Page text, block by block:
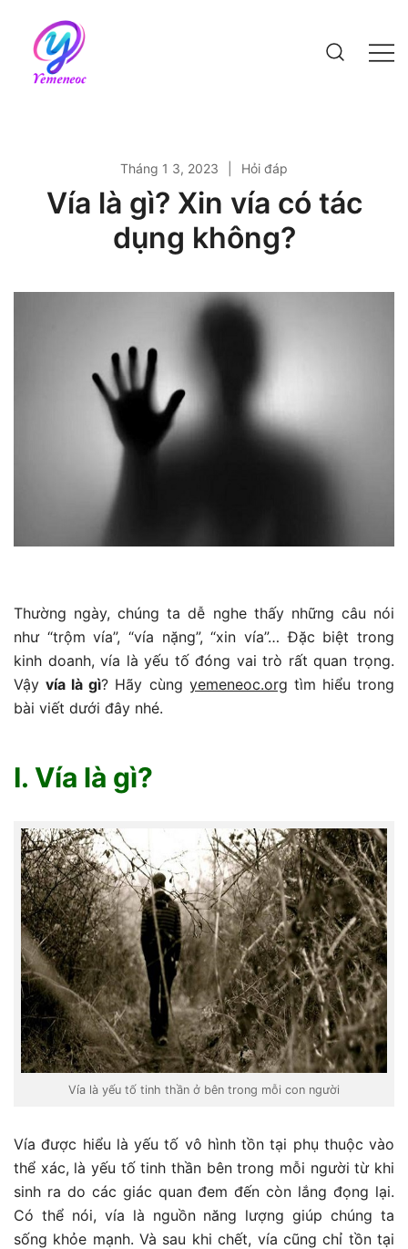
content
Tháng 1 3, 2023 Hỏi đáp
Vía là gì? Xin vía có tác
dụng không?
Thường ngày, chúng ta dễ nghe thấy những câu nói
như “trộm vía”, “vía nặng”, “xin vía”… Đặc biệt trong
kinh doanh, vía là yếu tố đóng vai trò rất quan trọng.
Vậyvía là gì? Hãy cùng yemeneoc.org tìm hiểu trong
bài viết dưới đây nhé.
I. Vía là gì?
Vía là yếu tố tinh thần ở bên trong mỗi con người
Vía được hiểu là yếu tố vô hình tồn tại phụ thuộc vào
thể xác, là yếu tố tinh thần bên trong mỗi người từ khi
sinh ra do các giác quan đem đến còn lắng đọng lại.
Có thể nói, vía là nguồn năng lượng giúp chúng ta
sống khỏe mạnh. Và sau khi chết, vía cũng chỉ tồn tại